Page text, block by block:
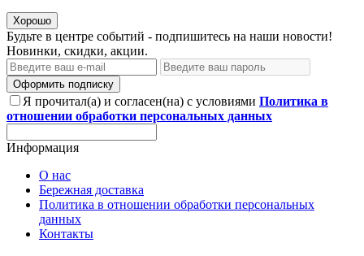
Хорошо
Будьте в центре событий - подпишитесь на наши новости!
Новинки, скидки, акции.
Оформить подписку
Я прочитал(а) и согласен(на) с условиями Политика в
отношении обработки персональных данных
Информация
О нас
Бережная доставка
Политика в отношении обработки персональных
данных
Контакты